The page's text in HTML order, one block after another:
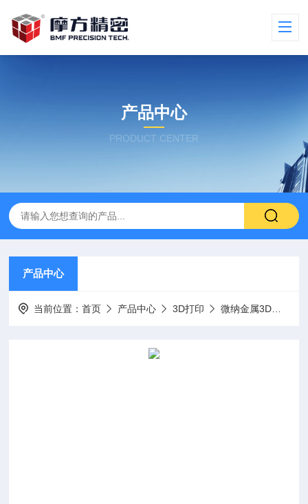
产品中心
PRODUCT CENTER
产品中心
当前位置：首页 产品中心 3D打印 微纳金属3D打印系统